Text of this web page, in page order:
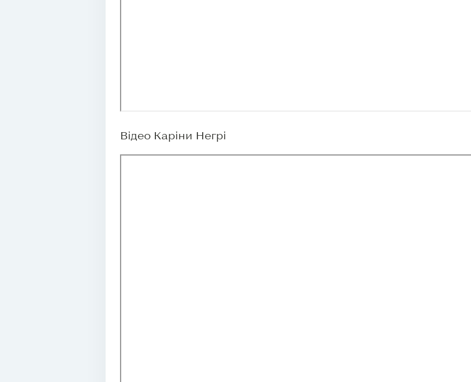
Відео Каріни Негрі